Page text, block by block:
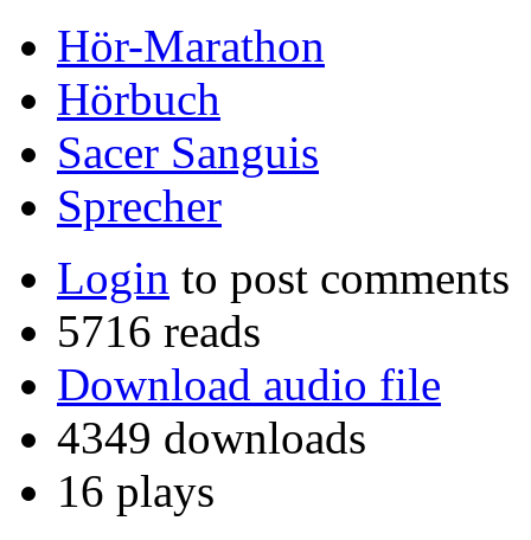
Hör-Marathon
Hörbuch
Sacer Sanguis
Sprecher
Login to post comments
5716 reads
Download audio file
4349 downloads
16 plays